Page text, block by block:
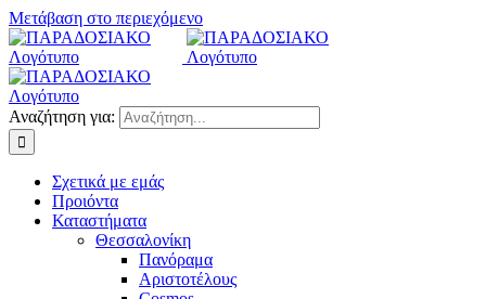
Μετάβαση στο περιεχόμενο
Αναζήτηση για:
Σχετικά με εμάς
Προιόντα
Καταστήματα
Θεσσαλονίκη
Πανόραμα
Αριστοτέλους